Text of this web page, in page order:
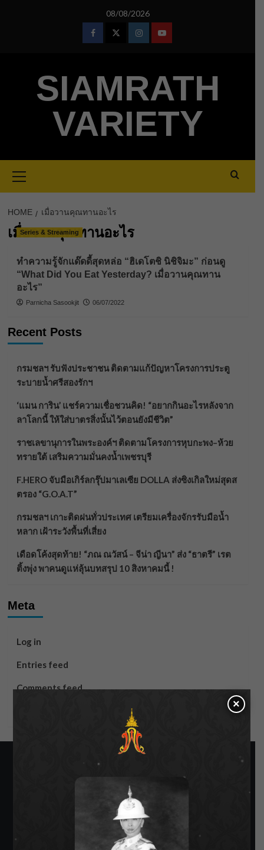
08/08/2026
FacebookTwitterInstagramYoutube
SIAMRATH
VARIETY
Menu
HOME เมื่อวานคุณทานอะไร
เมื่อวานคุณทานอะไร
Series & Streaming
ทำความรู้จักแด๊ดดี้สุดหล่อ “ฮิเดโตชิ นิชิจิมะ” ก่อนดู
“What Did You Eat Yesterday? เมื่อวานคุณทาน
อะไร”
Parnicha Sasookjit 06/07/2022
Recent Posts
กรมชลฯ รับฟังประชาชน ติดตามแก้ปัญหาโครงการประตู
ระบายน้ำศรีสองรักฯ
‘แมน การิน’ แชร์ความเชื่อชวนคิด! “อยากกินอะไรหลังจาก
ลาโลกนี้ ให้ใส่บาตรสิ่งนั้นไว้ตอนยังมีชีวิต”
ราชเลขานุการในพระองค์ฯ ติดตามโครงการหุบกะพง–ห้วย
ทรายใต้ เสริมความมั่นคงน้ำเพชรบุรี
F.HERO จับมือเกิร์ลกรุ๊ปมาเลเซีย DOLLA ส่งซิงเกิลใหม่สุดส
ตรอง “G.O.A.T”
กรมชลฯ เกาะติดฝนทั่วประเทศ เตรียมเครื่องจักรรับมือน้ำ
หลาก เฝ้าระวังพื้นที่เสี่ยง
เดือดโค้งสุดท้าย! “ภณ ณวัสน์ – จีน่า ญีนา” ส่ง “ธาตรี” เรต
ติ้งพุ่ง พาคนดูแห่ลุ้นบทสรุป 10 สิงหาคมนี้ !
Meta
Log in
Entries feed
Comments feed
×